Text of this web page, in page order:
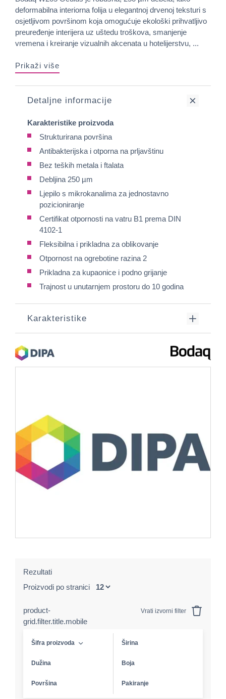
deformabilna interiorna folija u elegantnoj drvenoj teksturi s
osjetljivom površinom koja omogućuje ekološki prihvatljivo
preuređenje interijera uz uštedu troškova, smanjenje
vremena i kreiranje vizualnih akcenata u hotelijerstvu, ...
Prikaži više
Detaljne informacije
Karakteristike proizvoda
Strukturirana površina
Antibakterijska i otporna na prljavštinu
Bez teških metala i ftalata
Debljina 250 µm
Ljepilo s mikrokanalima za jednostavno
pozicioniranje
Certifikat otpornosti na vatru B1 prema DIN
4102-1
Fleksibilna i prikladna za oblikovanje
Otpornost na ogrebotine razina 2
Prikladna za kupaonice i podno grijanje
Trajnost u unutarnjem prostoru do 10 godina
Karakteristike
Rezultati
Proizvodi po stranici
product-
grid.filter.title.mobile
Vrati izvorni filter
Šifra proizvoda Širina
Dužina Boja
Površina Pakiranje